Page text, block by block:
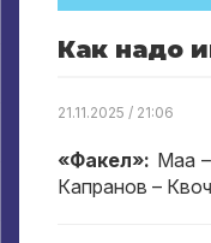
Как надо
21.11.2025 / 21:06
«Факел»: Маа
Капранов –